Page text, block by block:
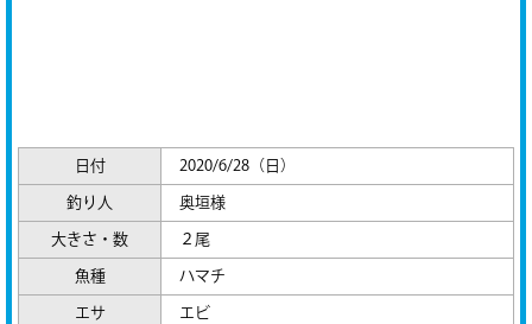
日付 2020/6/28（日）
釣り人 奥垣様
大きさ・数 ２尾
魚種 ハマチ
エサ エビ